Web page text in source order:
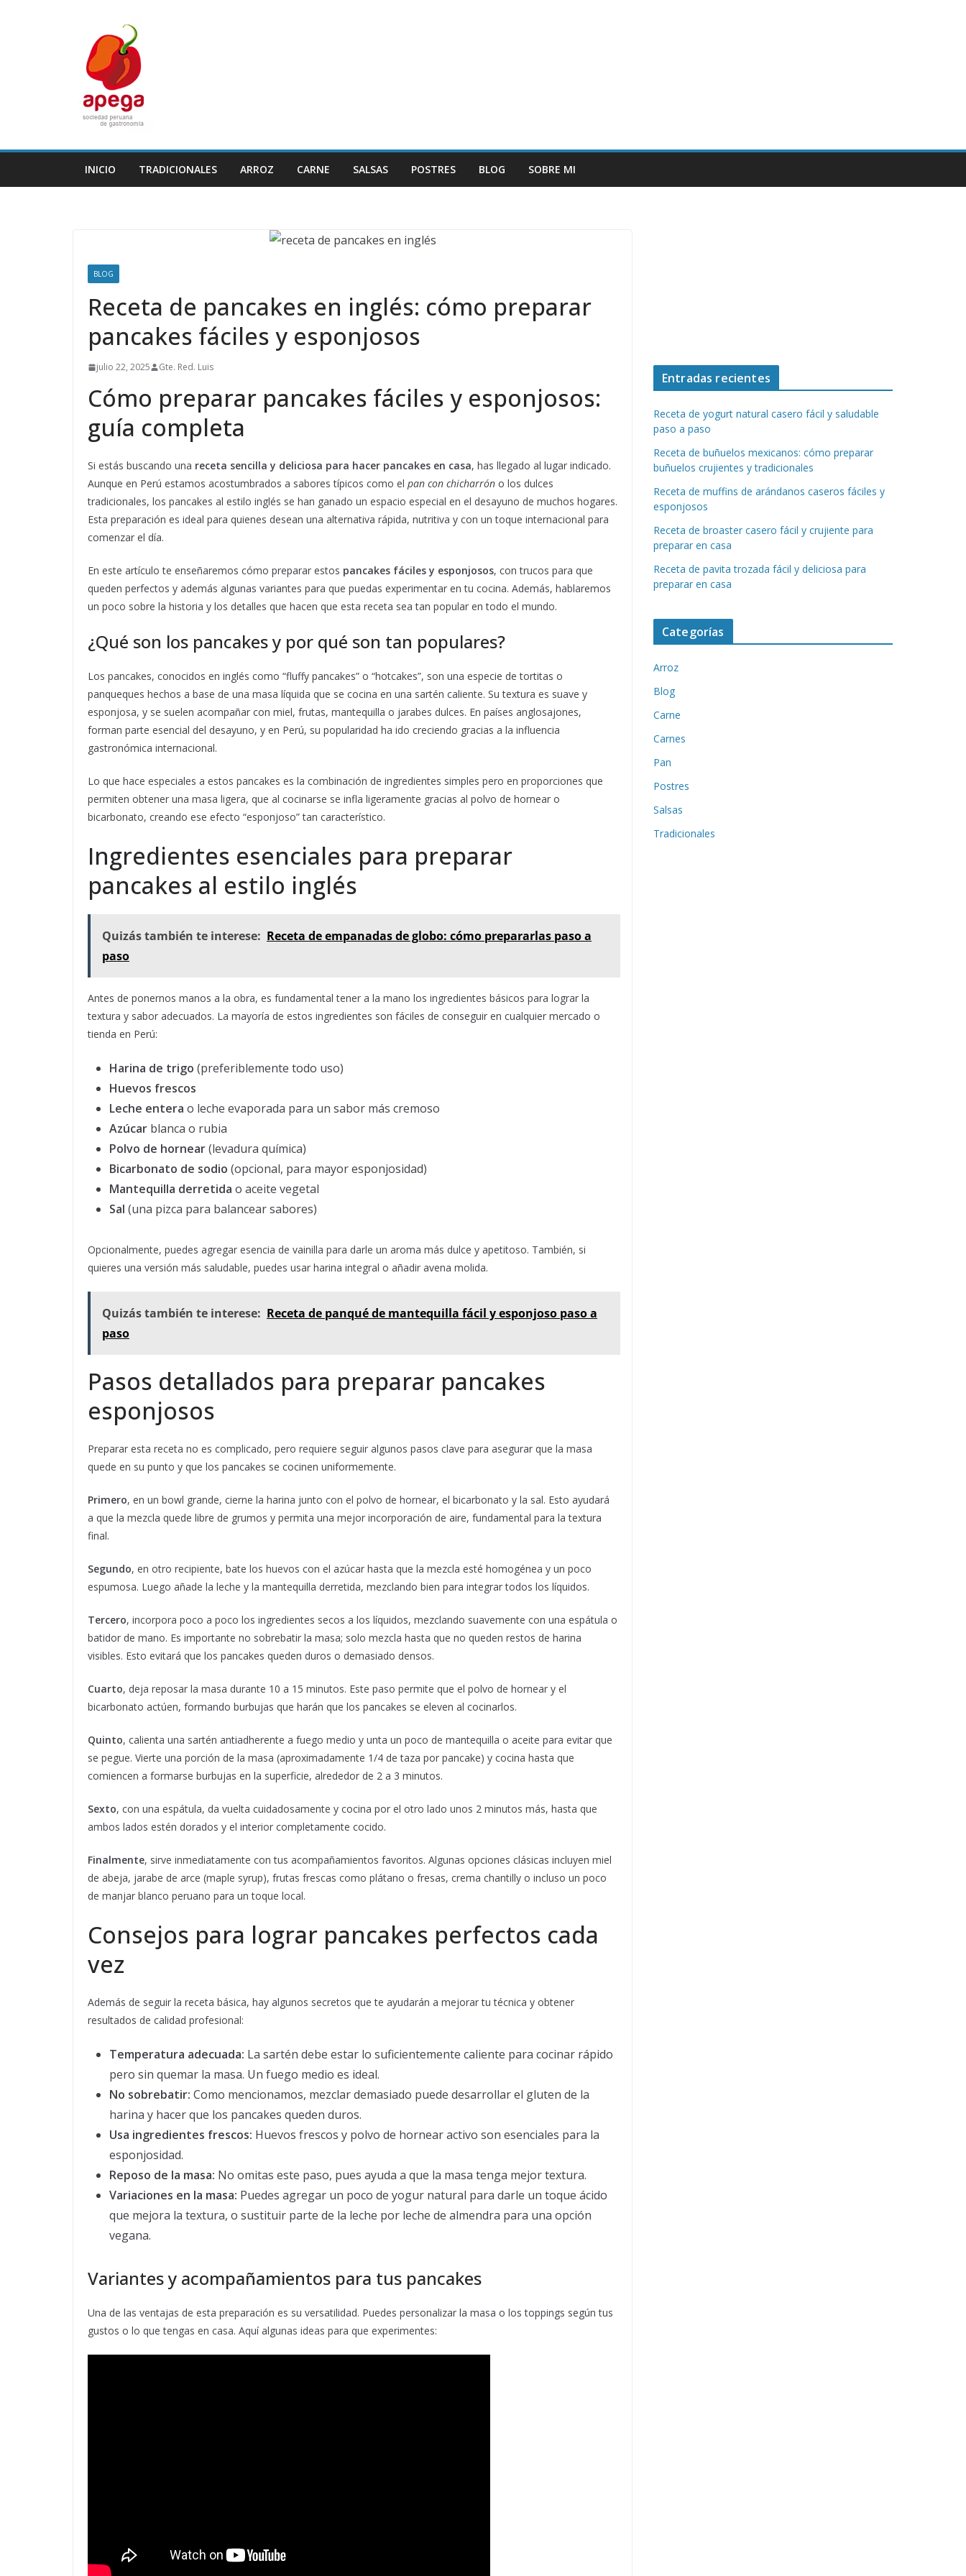
INICIO TRADICIONALES ARROZ CARNE SALSAS POSTRES BLOG SOBRE MI
BLOG
Receta de pancakes en inglés: cómo preparar
pancakes fáciles y esponjosos
julio 22, 2025 Gte. Red. Luis
Cómo preparar pancakes fáciles y esponjosos:
guía completa
Si estás buscando una receta sencilla y deliciosa para hacer pancakes en casa, has llegado al lugar indicado.
Aunque en Perú estamos acostumbrados a sabores típicos como el pan con chicharrón o los dulces
tradicionales, los pancakes al estilo inglés se han ganado un espacio especial en el desayuno de muchos hogares.
Esta preparación es ideal para quienes desean una alternativa rápida, nutritiva y con un toque internacional para
comenzar el día.
En este artículo te enseñaremos cómo preparar estos pancakes fáciles y esponjosos, con trucos para que
queden perfectos y además algunas variantes para que puedas experimentar en tu cocina. Además, hablaremos
un poco sobre la historia y los detalles que hacen que esta receta sea tan popular en todo el mundo.
¿Qué son los pancakes y por qué son tan populares?
Los pancakes, conocidos en inglés como “fluffy pancakes” o “hotcakes”, son una especie de tortitas o
panqueques hechos a base de una masa líquida que se cocina en una sartén caliente. Su textura es suave y
esponjosa, y se suelen acompañar con miel, frutas, mantequilla o jarabes dulces. En países anglosajones,
forman parte esencial del desayuno, y en Perú, su popularidad ha ido creciendo gracias a la influencia
gastronómica internacional.
Lo que hace especiales a estos pancakes es la combinación de ingredientes simples pero en proporciones que
permiten obtener una masa ligera, que al cocinarse se infla ligeramente gracias al polvo de hornear o
bicarbonato, creando ese efecto “esponjoso” tan característico.
Ingredientes esenciales para preparar
pancakes al estilo inglés
Quizás también te interese: Receta de empanadas de globo: cómo prepararlas paso a
paso
Antes de ponernos manos a la obra, es fundamental tener a la mano los ingredientes básicos para lograr la
textura y sabor adecuados. La mayoría de estos ingredientes son fáciles de conseguir en cualquier mercado o
tienda en Perú:
Harina de trigo (preferiblemente todo uso)
Huevos frescos
Leche entera o leche evaporada para un sabor más cremoso
Azúcar blanca o rubia
Polvo de hornear(levadura química)
Bicarbonato de sodio (opcional, para mayor esponjosidad)
Mantequilla derretida o aceite vegetal
Sal (una pizca para balancear sabores)
Opcionalmente, puedes agregar esencia de vainilla para darle un aroma más dulce y apetitoso. También, si
quieres una versión más saludable, puedes usar harina integral o añadir avena molida.
Quizás también te interese: Receta de panqué de mantequilla fácil y esponjoso paso a
paso
Pasos detallados para preparar pancakes
esponjosos
Preparar esta receta no es complicado, pero requiere seguir algunos pasos clave para asegurar que la masa
quede en su punto y que los pancakes se cocinen uniformemente.
Primero, en un bowl grande, cierne la harina junto con el polvo de hornear, el bicarbonato y la sal. Esto ayudará
a que la mezcla quede libre de grumos y permita una mejor incorporación de aire, fundamental para la textura
final.
Segundo, en otro recipiente, bate los huevos con el azúcar hasta que la mezcla esté homogénea y un poco
espumosa. Luego añade la leche y la mantequilla derretida, mezclando bien para integrar todos los líquidos.
Tercero, incorpora poco a poco los ingredientes secos a los líquidos, mezclando suavemente con una espátula o
batidor de mano. Es importante no sobrebatir la masa; solo mezcla hasta que no queden restos de harina
visibles. Esto evitará que los pancakes queden duros o demasiado densos.
Cuarto, deja reposar la masa durante 10 a 15 minutos. Este paso permite que el polvo de hornear y el
bicarbonato actúen, formando burbujas que harán que los pancakes se eleven al cocinarlos.
Quinto, calienta una sartén antiadherente a fuego medio y unta un poco de mantequilla o aceite para evitar que
se pegue. Vierte una porción de la masa (aproximadamente 1/4 de taza por pancake) y cocina hasta que
comiencen a formarse burbujas en la superficie, alrededor de 2 a 3 minutos.
Sexto, con una espátula, da vuelta cuidadosamente y cocina por el otro lado unos 2 minutos más, hasta que
ambos lados estén dorados y el interior completamente cocido.
Finalmente, sirve inmediatamente con tus acompañamientos favoritos. Algunas opciones clásicas incluyen miel
de abeja, jarabe de arce (maple syrup), frutas frescas como plátano o fresas, crema chantilly o incluso un poco
de manjar blanco peruano para un toque local.
Consejos para lograr pancakes perfectos cada
vez
Además de seguir la receta básica, hay algunos secretos que te ayudarán a mejorar tu técnica y obtener
resultados de calidad profesional:
Temperatura adecuada: La sartén debe estar lo suficientemente caliente para cocinar rápido
pero sin quemar la masa. Un fuego medio es ideal.
No sobrebatir: Como mencionamos, mezclar demasiado puede desarrollar el gluten de la
harina y hacer que los pancakes queden duros.
Usa ingredientes frescos: Huevos frescos y polvo de hornear activo son esenciales para la
esponjosidad.
Reposo de la masa: No omitas este paso, pues ayuda a que la masa tenga mejor textura.
Variaciones en la masa: Puedes agregar un poco de yogur natural para darle un toque ácido
que mejora la textura, o sustituir parte de la leche por leche de almendra para una opción
vegana.
Variantes y acompañamientos para tus pancakes
Una de las ventajas de esta preparación es su versatilidad. Puedes personalizar la masa o los toppings según tus
gustos o lo que tengas en casa. Aquí algunas ideas para que experimentes:
Entradas recientes
Receta de yogurt natural casero fácil y saludable
paso a paso
Receta de buñuelos mexicanos: cómo preparar
buñuelos crujientes y tradicionales
Receta de muffins de arándanos caseros fáciles y
esponjosos
Receta de broaster casero fácil y crujiente para
preparar en casa
Receta de pavita trozada fácil y deliciosa para
preparar en casa
Categorías
Arroz
Blog
Carne
Carnes
Pan
Postres
Salsas
Tradicionales